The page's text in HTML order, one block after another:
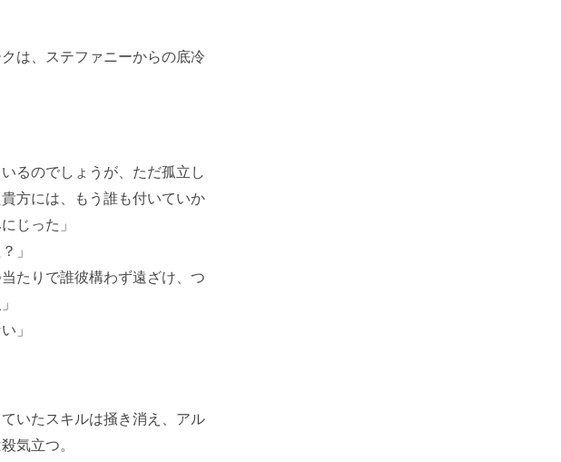
は、ステファニーからの底冷
るのでしょうが、ただ孤立し
方には、もう誰も付いていか
じった」
」
たりで誰彼構わず遠ざけ、つ
」
いたスキルは掻き消え、アル
気立つ。